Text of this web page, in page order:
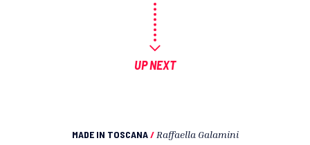
UP NEXT
MADE IN TOSCANA / Raffaella Galamini